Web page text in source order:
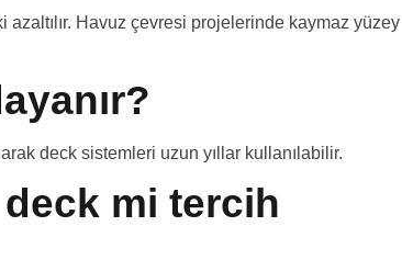
Havuz çevresi projelerinde kaymaz yüzey
deck sistemleri uzun yıllar kullanılabilir.
mi tercih